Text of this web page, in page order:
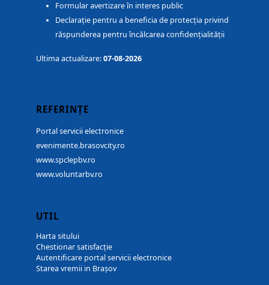
Formular avertizare în interes public
Declarație pentru a beneficia de protecția privind
răspunderea pentru încălcarea confidențialității
Ultima actualizare:07-08-2026
REFERINȚE
Portal servicii electronice
evenimente.brasovcity.ro
www.spclepbv.ro
www.voluntarbv.ro
UTIL
Harta sitului
Chestionar satisfacție
Autentificare portal servicii electronice
Starea vremii in Brașov